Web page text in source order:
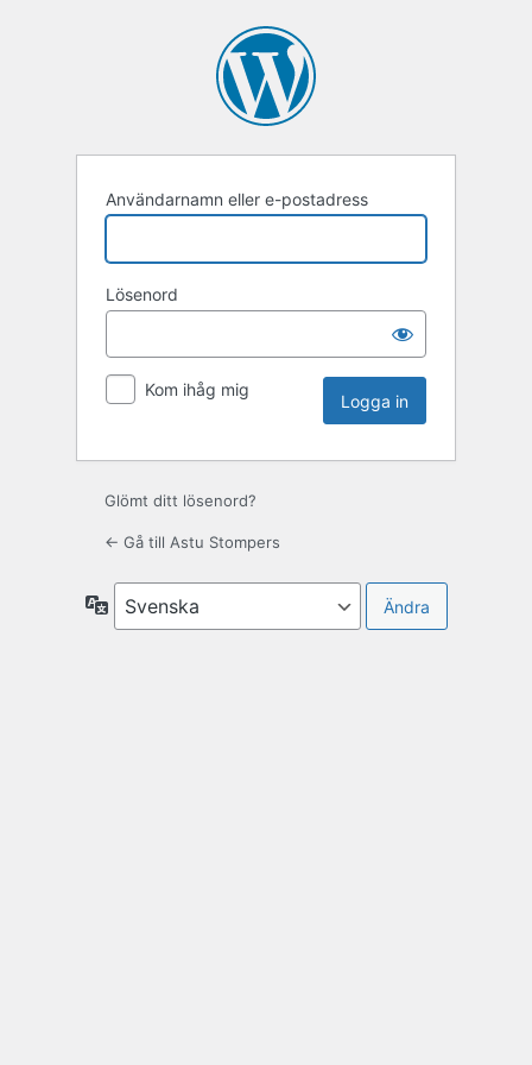
Användarnamn eller e-postadress
Lösenord
Kom ihåg mig
Glömt ditt lösenord?
← Gå till Astu Stompers
Språk